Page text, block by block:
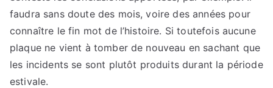
faudra sans doute des mois, voire des années pour
connaître le fin mot de l’histoire. Si toutefois aucune
plaque ne vient à tomber de nouveau en sachant que
les incidents se sont plutôt produits durant la période
estivale.